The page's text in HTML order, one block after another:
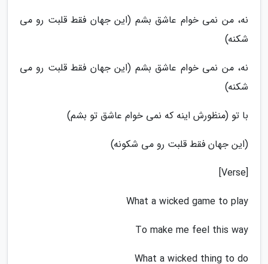
نه، من نمی خوام عاشق بشم (این جهان فقط قلبت رو می
شکنه)
نه، من نمی خوام عاشق بشم (این جهان فقط قلبت رو می
شکنه)
با تو (منظورش اینه که نمی خوام عاشق تو بشم)
(این جهان فقط قلبت رو می شکونه)
[Verse]
What a wicked game to play
To make me feel this way
What a wicked thing to do